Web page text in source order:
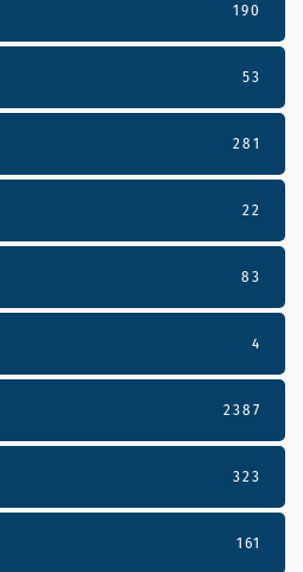
190
53
281
22
83
4
2387
323
161